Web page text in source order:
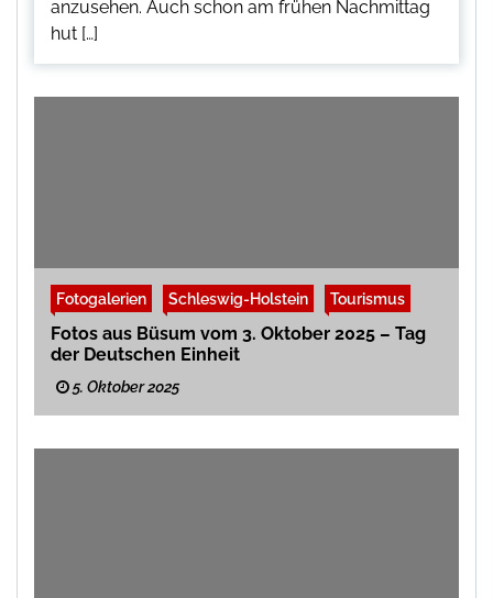
anzusehen. Auch schon am frühen Nachmittag
hut […]
Fotogalerien Schleswig-Holstein Tourismus
Fotos aus Büsum vom 3. Oktober 2025 – Tag
der Deutschen Einheit
5. Oktober 2025